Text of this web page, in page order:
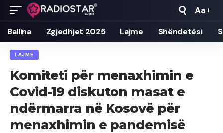
Font
Resizer
Aa
Ballina Zgjedhjet 2025 Lajme Shëndetësi
LAJME
Komiteti për menaxhimin e
Covid-19 diskuton masat e
ndërmarra në Kosovë për
menaxhimin e pandemisë